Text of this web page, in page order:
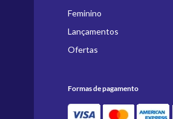
Feminino
Lançamentos
Ofertas
Formas de pagamento